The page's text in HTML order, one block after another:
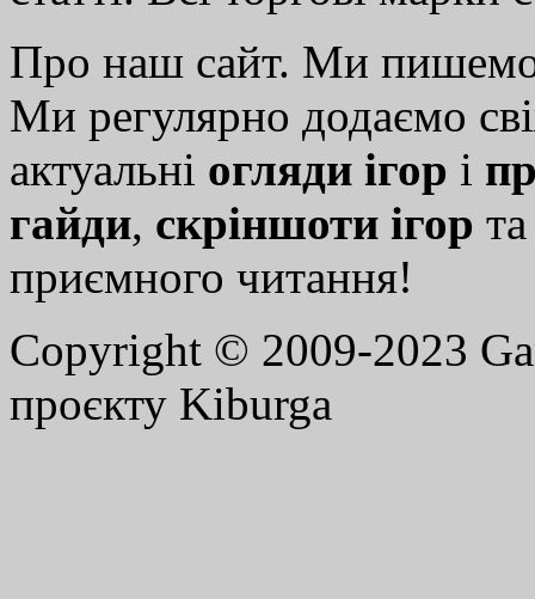
Про наш сайт. Ми
Ми регулярно додаємо
актуальні огляди ігор і
гайди, скріншоти ігор
приємного читання!
Copyright © 2009-2023
проєкту Kiburga